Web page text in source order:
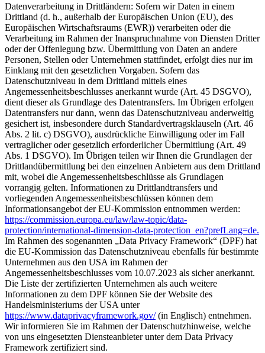
Datenverarbeitung in Drittländern: Sofern wir Daten in einem
Drittland (d. h., außerhalb der Europäischen Union (EU), des
Europäischen Wirtschaftsraums (EWR)) verarbeiten oder die
Verarbeitung im Rahmen der Inanspruchnahme von Diensten Dritter
oder der Offenlegung bzw. Übermittlung von Daten an andere
Personen, Stellen oder Unternehmen stattfindet, erfolgt dies nur im
Einklang mit den gesetzlichen Vorgaben. Sofern das
Datenschutzniveau in dem Drittland mittels eines
Angemessenheitsbeschlusses anerkannt wurde (Art. 45 DSGVO),
dient dieser als Grundlage des Datentransfers. Im Übrigen erfolgen
Datentransfers nur dann, wenn das Datenschutzniveau anderweitig
gesichert ist, insbesondere durch Standardvertragsklauseln (Art. 46
Abs. 2 lit. c) DSGVO), ausdrückliche Einwilligung oder im Fall
vertraglicher oder gesetzlich erforderlicher Übermittlung (Art. 49
Abs. 1 DSGVO). Im Übrigen teilen wir Ihnen die Grundlagen der
Drittlandübermittlung bei den einzelnen Anbietern aus dem Drittland
mit, wobei die Angemessenheitsbeschlüsse als Grundlagen
vorrangig gelten. Informationen zu Drittlandtransfers und
vorliegenden Angemessenheitsbeschlüssen können dem
Informationsangebot der EU-Kommission entnommen werden:
https://commission.europa.eu/law/law-topic/data-
protection/international-dimension-data-protection_en?prefLang=de.
Im Rahmen des sogenannten „Data Privacy Framework“ (DPF) hat
die EU-Kommission das Datenschutzniveau ebenfalls für bestimmte
Unternehmen aus den USA im Rahmen der
Angemessenheitsbeschlusses vom 10.07.2023 als sicher anerkannt.
Die Liste der zertifizierten Unternehmen als auch weitere
Informationen zu dem DPF können Sie der Website des
Handelsministeriums der USA unter
https://www.dataprivacyframework.gov/(in Englisch) entnehmen.
Wir informieren Sie im Rahmen der Datenschutzhinweise, welche
von uns eingesetzten Diensteanbieter unter dem Data Privacy
Framework zertifiziert sind.